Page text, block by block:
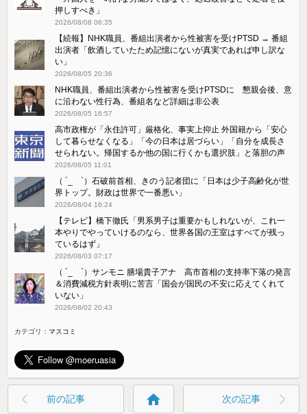
押しすべき」
2026/08/08 06:35
【続報】NHK職員、番組出演者から性被害を受けPTSD → 番組
出演者「飲酒していたため記憶にないが真実であれば申し訳な
い」
2026/08/05 20:36
NHK職員、番組出演者から性被害を受けPTSDに 懇親会後、意
に沿わない性行為、番組名など詳細は非公表
2026/08/05 16:57
高市政権が「永住許可」厳格化、事実上抑止 外国籍から「安心
して暮らせなくなる」「今の日本は居づらい」「自分を成長さ
せられない。帰国するか他の国に行くかも選択肢」と落胆の声
2026/08/05 11:01
（ ´_ゝ`）石破前首相、きのう記者団に「日本は少子高齢化が世
界トップ。財政は世界で一番悪い」
2026/08/04 16:24
【テレビ】橋下徹氏「男系男子は重要かもしれないが、これ一
本やりでやっていけるのなら、世界各国の王室はすべてが残っ
ているはず」
2026/08/03 07:17
（ ´_ゝ`）サンモニ 膳場貴子アナ 高市首相の支持率下落の発言
＆消費減税方針表明に苦言「国会が国民の不安に応えてくれて
いない」
2026/08/02 20:43
カテゴリ：マスコミ
前の記事 home 次の記事